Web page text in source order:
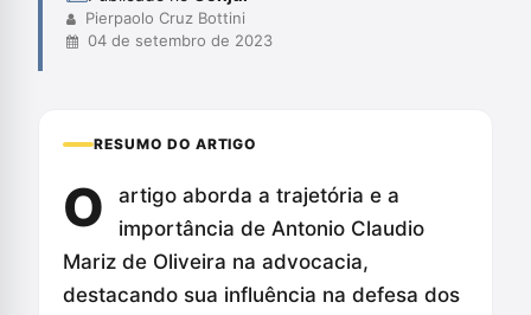
Pierpaolo Cruz Bottini
04 de setembro de 2023
RESUMO DO ARTIGO
O
artigo aborda a trajetória e a
importância de Antonio Claudio
Mariz de Oliveira na advocacia,
destacando sua influência na defesa dos